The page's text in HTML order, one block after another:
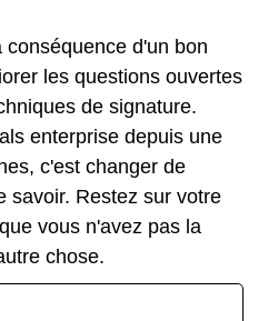
conséquence d'un bon
les questions ouvertes
de signature.
enterprise depuis une
c'est changer de
savoir. Restez sur votre
vous n'avez pas la
chose.